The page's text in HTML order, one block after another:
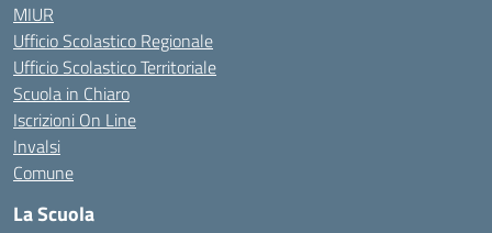
MIUR
Ufficio Scolastico Regionale
Ufficio Scolastico Territoriale
Scuola in Chiaro
Iscrizioni On Line
Invalsi
Comune
La Scuola